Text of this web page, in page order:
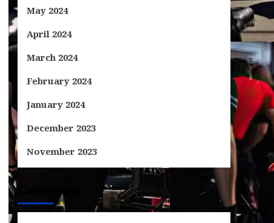
May 2024
April 2024
March 2024
February 2024
January 2024
December 2023
November 2023
Categories